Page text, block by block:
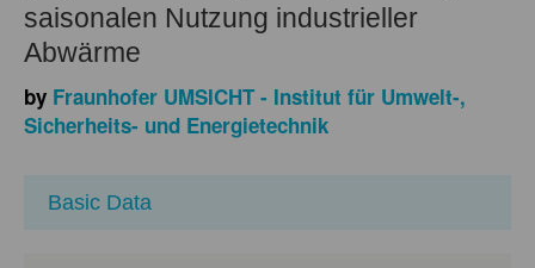
saisonalen Nutzung industrieller
Abwärme
by Fraunhofer UMSICHT - Institut für Umwelt-,
Sicherheits- und Energietechnik
Basic Data